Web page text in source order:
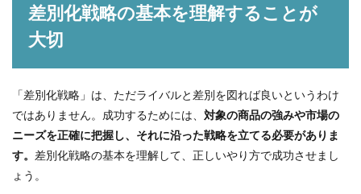
差別化戦略の基本を理解することが
大切
「差別化戦略」は、ただライバルと差別を図れば良いというわけ
ではありません。成功するためには、 対象の商品の強みや市場の
ニーズを正確に把握し、それに沿った戦略を立てる必要がありま
す。 差別化戦略の基本を理解して、正しいやり方で成功させまし
ょう。